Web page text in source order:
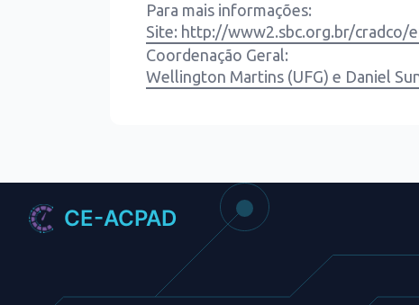
Para mais informações:
Site: http://www2.sbc.org.br/cradco/
Coordenação Geral:
Wellington Martins (UFG) e Daniel
CE-ACPAD